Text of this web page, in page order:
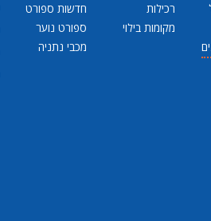
רכילות
מקומות בילוי
חדשות ספורט
ספורט נוער
מכבי נתניה